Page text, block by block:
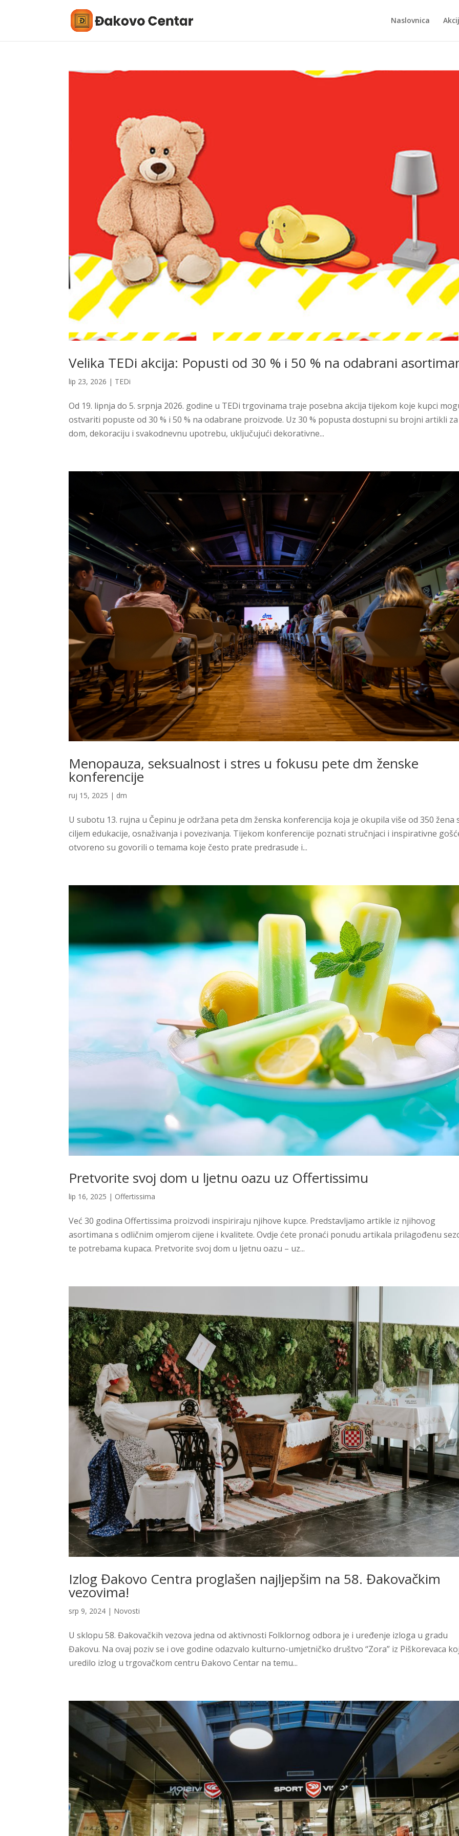
Naslovnica
Velika TEDi akcija: Popusti od 30 % i 50 % na odabrani
lip 23, 2026 | TEDi
Od 19. lipnja do 5. srpnja 2026. godine u TEDi trgovinama traje posebna akcija tijekom koje kupci
ostvariti popuste od 30 % i 50 % na odabrane proizvode. Uz 30 % popusta dostupni su brojni artikli za
dom, dekoraciju i svakodnevnu upotrebu, uključujući dekorativne...
Menopauza, seksualnost i stres u fokusu pete dm ženske
konferencije
ruj 15, 2025 | dm
U subotu 13. rujna u Čepinu je održana peta dm ženska konferencija koja je okupila više od 350 žena
ciljem edukacije, osnaživanja i povezivanja. Tijekom konferencije poznati stručnjaci i inspirativne
otvoreno su govorili o temama koje često prate predrasude i...
Pretvorite svoj dom u ljetnu oazu uz Offertissimu
lip 16, 2025 | Offertissima
Već 30 godina Offertissima proizvodi inspiriraju njihove kupce. Predstavljamo artikle iz njihovog
asortimana s odličnim omjerom cijene i kvalitete. Ovdje ćete pronaći ponudu artikala prilagođenu
te potrebama kupaca. Pretvorite svoj dom u ljetnu oazu – uz...
Izlog Đakovo Centra proglašen najljepšim na 58. Đakovačkim
vezovima!
srp 9, 2024 | Novosti
U sklopu 58. Đakovačkih vezova jedna od aktivnosti Folklornog odbora je i uređenje izloga u gradu
Đakovu. Na ovaj poziv se i ove godine odazvalo kulturno-umjetničko društvo “Zora” iz Piškorevaca
uredilo izlog u trgovačkom centru Đakovo Centar na temu...